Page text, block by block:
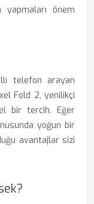
yapmaları önem
telefon arayan
Fold 2, yenilikçi
bir tercih. Eğer
yoğun bir
avantajlar sizi